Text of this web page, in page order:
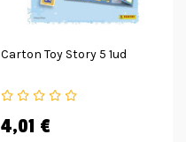
Carton Toy Story 5 1ud
4,01 €